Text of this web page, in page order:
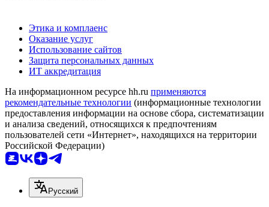
Этика и комплаенс
Оказание услуг
Использование сайтов
Защита персональных данных
ИТ аккредитация
На информационном ресурсе hh.ru применяются
рекомендательные технологии (информационные технологии
предоставления информации на основе сбора, систематизации
и анализа сведений, относящихся к предпочтениям
пользователей сети «Интернет», находящихся на территории
Российской Федерации)
Русский